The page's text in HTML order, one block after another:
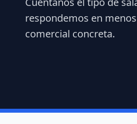
respondemos en
comercial concreta.